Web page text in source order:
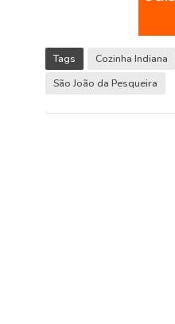
Tags Cozinha Indiana
São João da Pesqueira